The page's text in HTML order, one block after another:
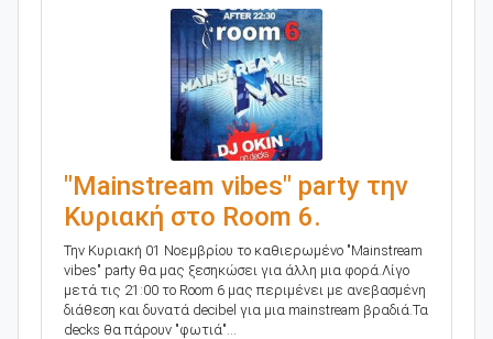
"Mainstream vibes" party την
Κυριακή στο Room 6.
Την Κυριακή 01 Nοεμβρίου το καθιερωμένο "Mainstream
vibes" party θα μας ξεσηκώσει για άλλη μια φορά.Λίγο
μετά τις 21:00 το Room 6 μας περιμένει με ανεβασμένη
διάθεση και δυνατά decibel για μια mainstream βραδιά.Τα
decks θα πάρουν "φωτιά"...